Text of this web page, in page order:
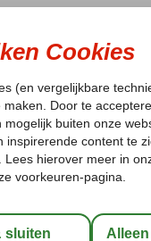
2026 LAST
Rhodos Ixia The Ixian